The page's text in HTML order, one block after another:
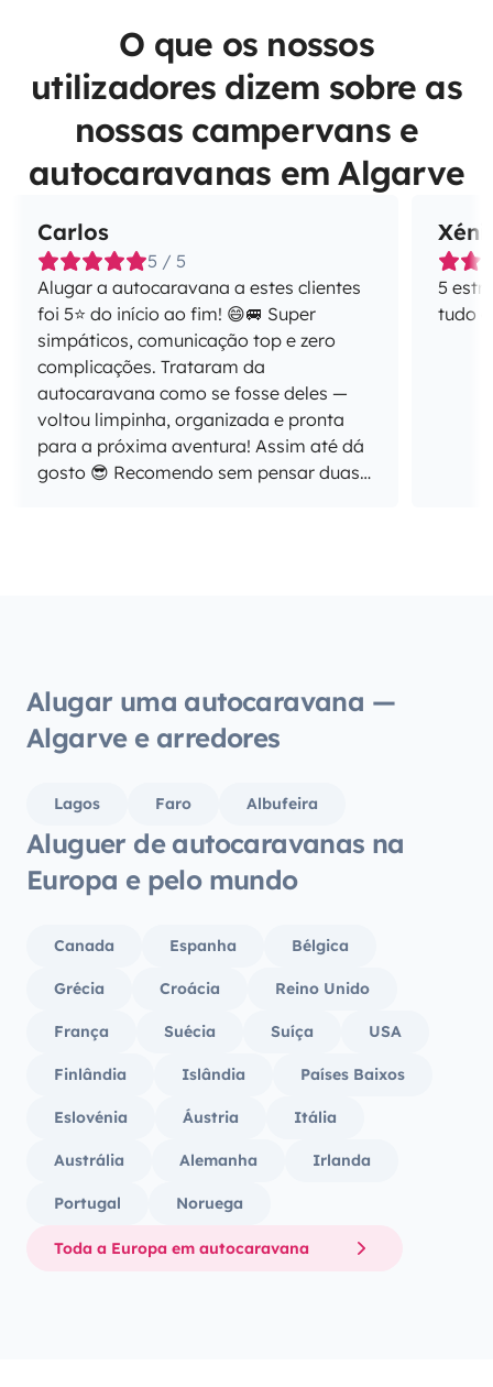
O que os nossos
utilizadores dizem sobre as
nossas campervans e
autocaravanas em Algarve
Carlos
5 / 5
Alugar a autocaravana a estes clientes
foi 5⭐ do início ao fim! 😄🚐 Super
simpáticos, comunicação top e zero
complicações. Trataram da
autocaravana como se fosse deles —
voltou limpinha, organizada e pronta
para a próxima aventura! Assim até dá
gosto 😎 Recomendo sem pensar duas
5
tudo
Alugar uma autocaravana —
Algarve e arredores
Lagos Faro Albufeira
Aluguer de autocaravanas na
Europa e pelo mundo
Canada Espanha Bélgica
Grécia Croácia Reino Unido
França Suécia Suíça USA
Finlândia Islândia Países Baixos
Eslovénia Áustria Itália
Austrália Alemanha Irlanda
Portugal Noruega
Toda a Europa em autocaravana